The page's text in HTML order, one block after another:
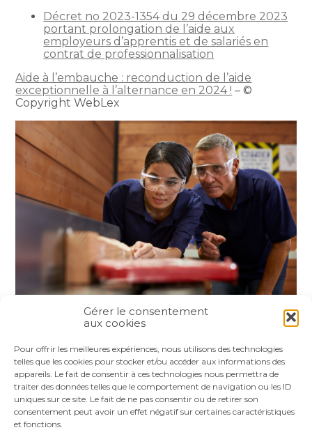
Gérer le consentement
aux cookies
Pour offrir les meilleures expériences, nous utilisons des technologies
telles que les cookies pour stocker et/ou accéder aux informations des
appareils. Le fait de consentir à ces technologies nous permettra de
traiter des données telles que le comportement de navigation ou les ID
uniques sur ce site. Le fait de ne pas consentir ou de retirer son
consentement peut avoir un effet négatif sur certaines caractéristiques
et fonctions.
Décret no 2023-1354 du 29 décembre 2023
portant prolongation de l’aide aux
employeurs d’apprentis et de salariés en
contrat de professionnalisation
Aide à l’embauche : reconduction de l’aide
exceptionnelle à l’alternance en 2024 ! – ©
Copyright WebLex
FaceBook
TwitterLinkedIn